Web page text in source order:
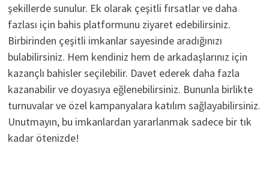
şekillerde sunulur. Ek olarak çeşitli fırsatlar ve daha
fazlası için bahis platformunu ziyaret edebilirsiniz.
Birbirinden çeşitli imkanlar sayesinde aradığınızı
bulabilirsiniz. Hem kendiniz hem de arkadaşlarınız için
kazançlı bahisler seçilebilir. Davet ederek daha fazla
kazanabilir ve doyasıya eğlenebilirsiniz. Bununla birlikte
turnuvalar ve özel kampanyalara katılım sağlayabilirsiniz.
Unutmayın, bu imkanlardan yararlanmak sadece bir tık
kadar ötenizde!